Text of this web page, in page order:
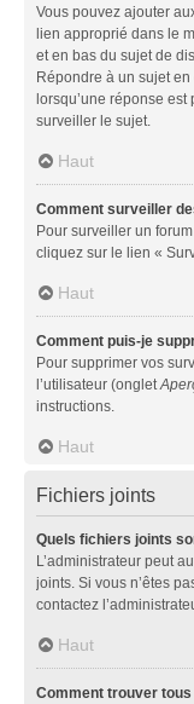
Vous pouvez ajouter
lien approprié dans le
et en bas du sujet de
Répondre à un sujet
lorsqu’une réponse
surveiller le sujet.
Haut
Comment surveiller
Pour surveiller un
cliquez sur le lien «
Haut
Comment puis-je
Pour supprimer vos
l’utilisateur (onglet
instructions.
Haut
Fichiers joints
Quels fichiers joints
L’administrateur peut
joints. Si vous n’êtes
contactez
Haut
Comment trouver